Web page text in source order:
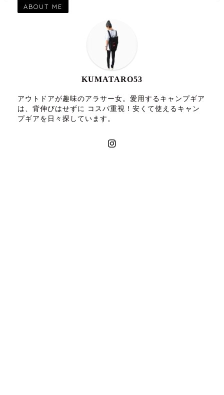
ABOUT ME
KUMATARO53
アウトドアが趣味のアラサー女。愛用するキャンプギア
は、背伸びはせずに コスパ重視！安くて使えるキャン
プギアを日々探しています。